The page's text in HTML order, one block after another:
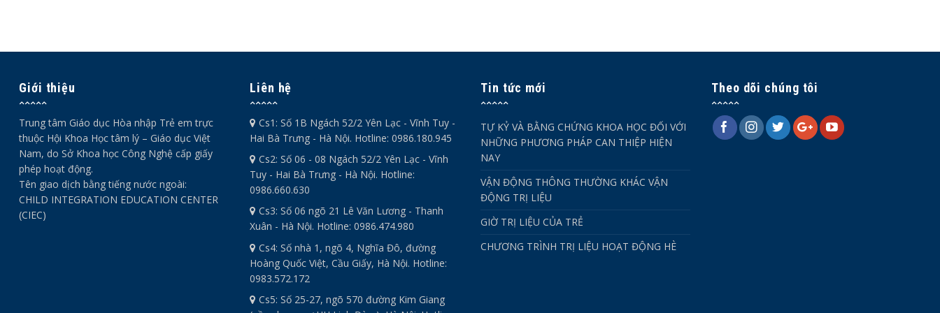
Giới thiệu
Trung tâm Giáo dục Hòa nhập Trẻ em trực
thuộc Hội Khoa Học tâm lý – Giáo dục Việt
Nam, do Sở Khoa học Công Nghệ cấp giấy
phép hoạt động.
Tên giao dịch bằng tiếng nước ngoài:
CHILD INTEGRATION EDUCATION CENTER
(CIEC)
Liên hệ
Cs1: Số 1B Ngách 52/2 Yên Lạc - Vĩnh Tuy -
Hai Bà Trưng - Hà Nội. Hotline: 0986.180.945
Cs2: Số 06 - 08 Ngách 52/2 Yên Lạc - Vĩnh
Tuy - Hai Bà Trưng - Hà Nội. Hotline:
0986.660.630
Cs3: Số 06 ngõ 21 Lê Văn Lương - Thanh
Xuân - Hà Nội. Hotline: 0986.474.980
Cs4: Số nhà 1, ngõ 4, Nghĩa Đô, đường
Hoàng Quốc Việt, Cầu Giấy, Hà Nội. Hotline:
0983.572.172
Cs5: Số 25-27, ngõ 570 đường Kim Giang
Tin tức mới
TỰ KỶ VÀ BẰNG CHỨNG KHOA HỌC ĐỐI VỚI
NHỮNG PHƯƠNG PHÁP CAN THIỆP HIỆN
NAY
VẬN ĐỘNG THÔNG THƯỜNG KHÁC VẬN
ĐỘNG TRỊ LIỆU
GIỜ TRỊ LIỆU CỦA TRẺ
CHƯƠNG TRÌNH TRỊ LIỆU HOẠT ĐỘNG HÈ
Theo dõi chúng tôi